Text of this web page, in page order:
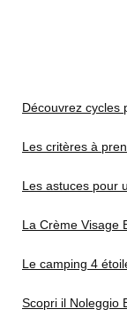
Découvrez cycles
Les critères à
Les astuces pour
La Crème Visage
Le camping 4
Scopri il Noleggio